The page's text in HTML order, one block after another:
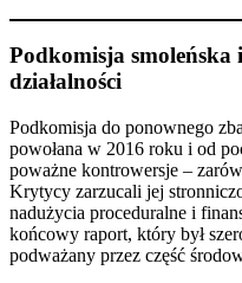
Podkomisja smoleńska
działalności
Podkomisja do ponownego
powołana w 2016 roku i od
poważne kontrowersje –
Krytycy zarzucali jej
nadużycia proceduralne i
końcowy raport, który był
podważany przez część